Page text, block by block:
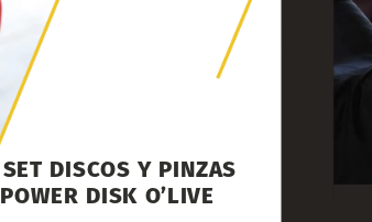
SET DISCOS Y PINZAS
POWER DISK O’LIVE
cm